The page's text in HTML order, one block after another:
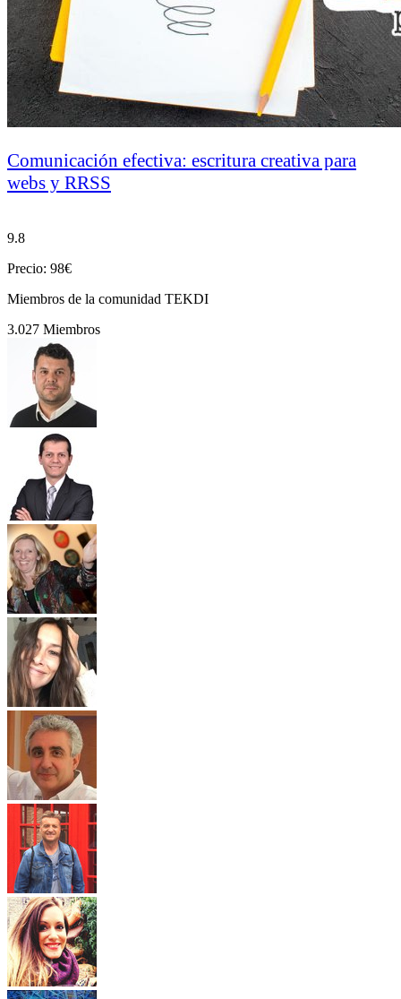
Comunicación efectiva: escritura creativa para
webs y RRSS
9.8
Precio: 98€
Miembros de la comunidad TEKDI
3.027 Miembros